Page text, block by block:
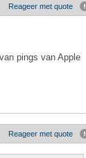
Reageer met quote
pings van Apple
Reageer met quote